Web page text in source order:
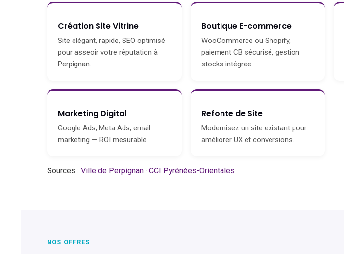
Création Site Vitrine
Site élégant, rapide, SEO optimisé
pour asseoir votre réputation à
Perpignan.
Boutique E-commerce
WooCommerce ou Shopify,
paiement CB sécurisé, gestion
stocks intégrée.
Marketing Digital
Google Ads, Meta Ads, email
marketing — ROI mesurable.
Refonte de Site
Modernisez un site existant pour
améliorer UX et conversions.
Sources : Ville de Perpignan · CCI Pyrénées-Orientales
NOS OFFRES